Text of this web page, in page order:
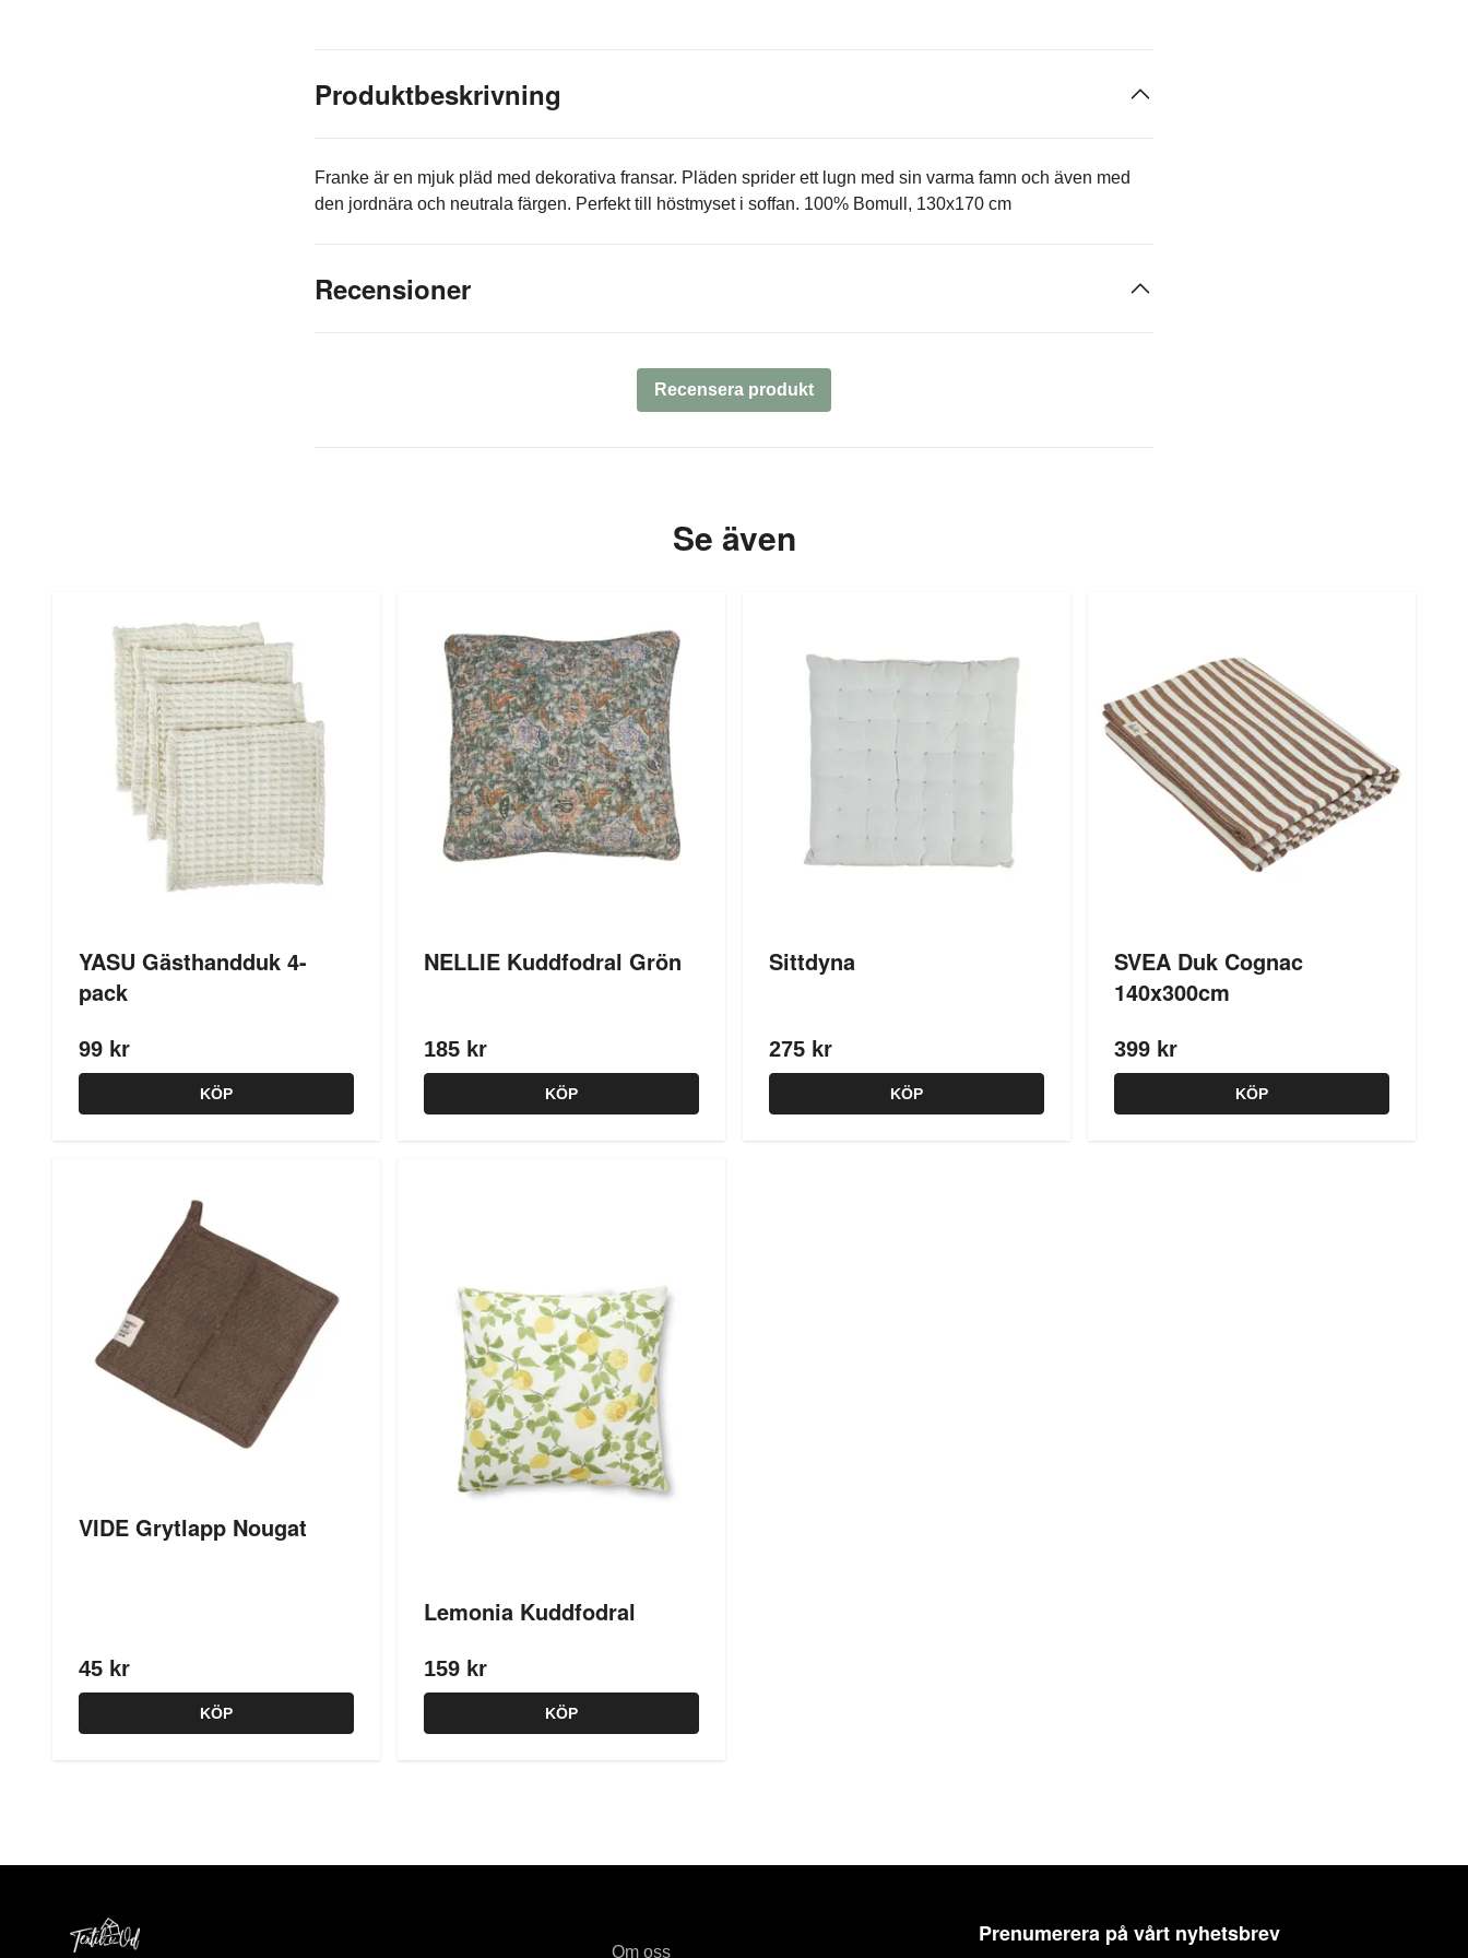
Produktbeskrivning
Franke är en mjuk pläd med dekorativa fransar. Pläden sprider ett lugn med sin varma famn och även med
den jordnära och neutrala färgen. Perfekt till höstmyset i soffan. 100% Bomull, 130x170 cm
Recensioner
Recensera produkt
Se även
YASU Gästhandduk 4-
pack
99 kr
KÖP
NELLIE Kuddfodral Grön
185 kr
KÖP
Sittdyna
275 kr
KÖP
SVEA Duk Cognac
140x300cm
399 kr
KÖP
VIDE Grytlapp Nougat
45 kr
KÖP
Lemonia Kuddfodral
159 kr
KÖP
Om oss
Prenumerera på vårt nyhetsbrev